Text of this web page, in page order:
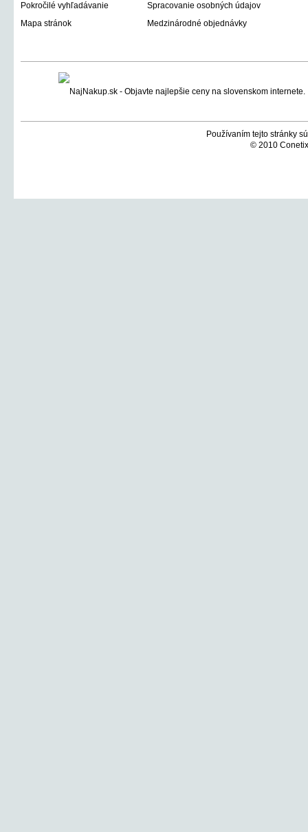
Pokročilé vyhľadávanie
Spracovanie osobných údajov
Mapa stránok
Medzinárodné objednávky
Používaním tejto stránky
© 2010